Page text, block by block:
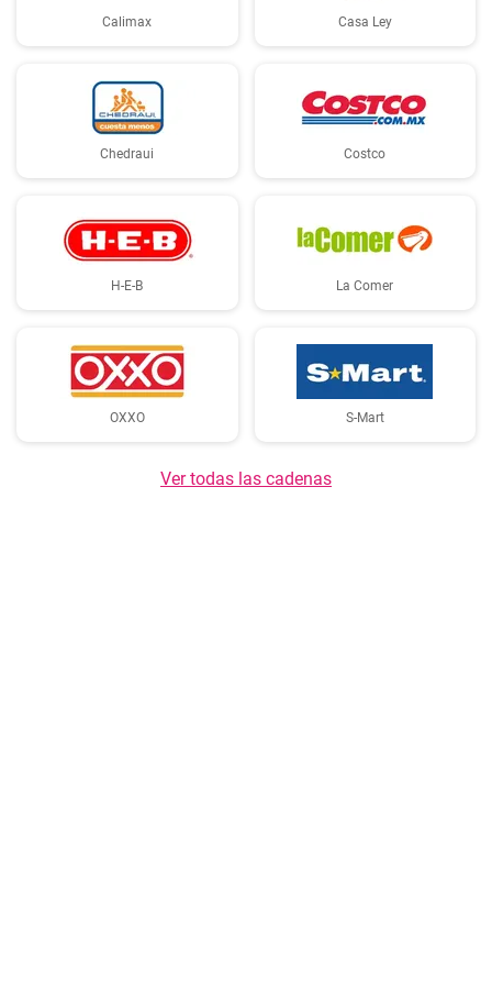
Calimax Casa Ley
Chedraui Costco
H-E-B La Comer
OXXO S-Mart
Ver todas las cadenas